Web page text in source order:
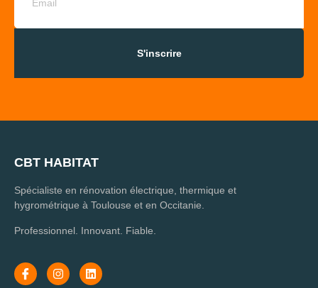
S'inscrire
CBT HABITAT
Spécialiste en rénovation électrique, thermique et
hygrométrique à Toulouse et en Occitanie.
Professionnel. Innovant. Fiable.